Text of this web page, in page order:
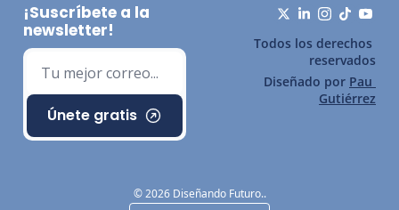
¡Suscríbete a la
newsletter!
Únete gratis
Todos los derechos
reservados
Diseñado por Pau
Gutiérrez
© 2026 Diseñando Futuro..